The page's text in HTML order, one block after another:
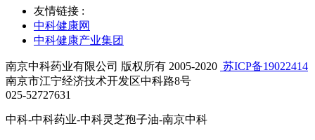
友情链接 :
中科健康网
中科健康产业集团
南京中科药业有限公司 版权所有 2005-2020 苏ICP备19022414
南京市江宁经济技术开发区中科路8号
025-52727631
中科-中科药业-中科灵芝孢子油-南京中科